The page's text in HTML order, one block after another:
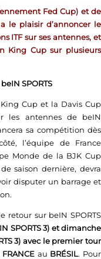
Fed Cup) et de
le plaisir d’annoncer le
ITF sur ses antennes, et
King Cup sur plusieurs
SPORTS
Cup et la Davis Cup
les antennes de beIN
sa compétition dès
l’équipe de France
Monde de la BJK Cup
saison dernière, devra
disputer un barrage et
retour sur beIN SPORTS
SPORTS 3) et dimanche
3) avec le premier tour
FRANCE au BRÉSIL. Pour